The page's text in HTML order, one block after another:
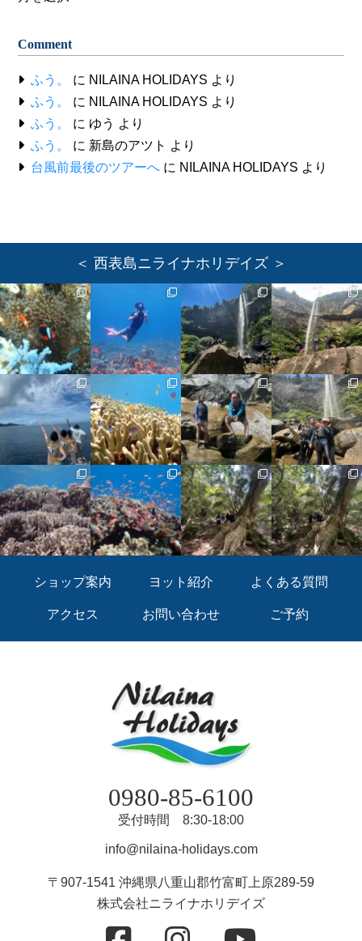
Comment
ふう。 に NILAINA HOLIDAYS より
ふう。
に NILAINA HOLIDAYS より
ふう。
に ゆう より
ふう。
に 新島のアツト より
台風前最後のツアーへ に NILAINA HOLIDAYS より
＜ 西表島ニライナホリデイズ ＞
ショップ案内 ヨット紹介 よくある質問
アクセス お問い合わせ ご予約
0980-85-6100
受付時間 8:30-18:00
info@nilaina-holidays.com
〒907-1541 沖縄県八重山郡竹富町上原289-59
株式会社ニライナホリデイズ